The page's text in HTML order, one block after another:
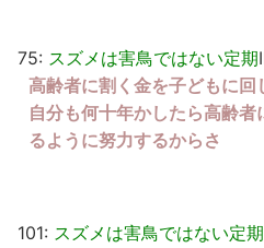
75: スズメは害鳥ではない定期
高齢者に割く金を子どもに回
自分も何十年かしたら高齢
るように努力するからさ
101: スズメは害鳥ではない定期